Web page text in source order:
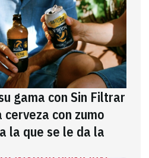
gama con Sin Filtrar
con zumo
la que se le da la